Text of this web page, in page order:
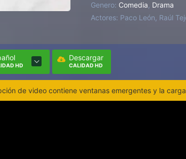
identidad, en una
Genero: Comedia Drama
Actores: Paco León, Raúl
HD
Descargar
CALIDAD HD
de video contiene ventanas emergentes y la